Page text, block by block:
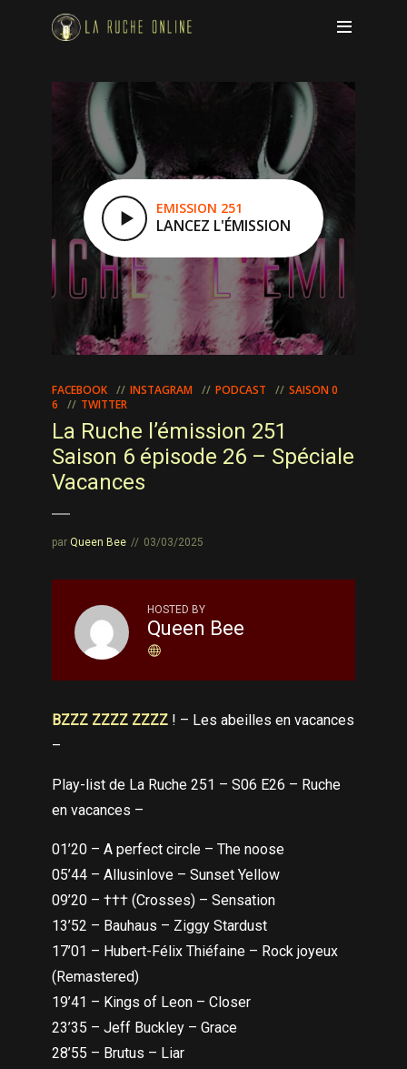
EMISSION 251
LANCEZ L'ÉMISSION
FACEBOOK INSTAGRAM PODCAST
SAISON 0
6
TWITTER
La Ruche l’émission 251
Saison 6 épisode 26 – Spéciale
Vacances
par Queen Bee 03/03/2025
HOSTED BY
Queen Bee
BZZZ ZZZZ ZZZZ ! – Les abeilles en vacances
–
Play-list de La Ruche 251 – S06 E26 – Ruche
en vacances –
01’20 – A perfect circle – The noose
05’44 – Allusinlove – Sunset Yellow
09’20 – ††† (Crosses) – Sensation
13’52 – Bauhaus – Ziggy Stardust
17’01 – Hubert-Félix Thiéfaine – Rock joyeux
(Remastered)
19’41 – Kings of Leon – Closer
23’35 – Jeff Buckley – Grace
28’55 – Brutus – Liar